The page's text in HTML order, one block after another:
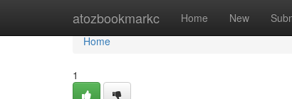
atozbookmarkc Home New
Home
Home
1